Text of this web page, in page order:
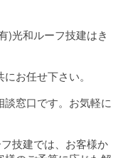
)光和ルーフ技建はき
お任せ下さい。
窓口です。お気軽に
技建では、お客様か